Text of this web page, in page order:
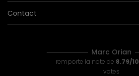
Contact
Marc Orian
remporte la note de 8.79/10
votes